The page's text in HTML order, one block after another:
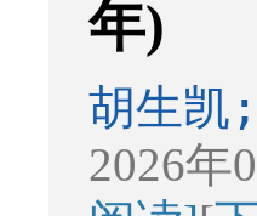
年)
胡生
2026年